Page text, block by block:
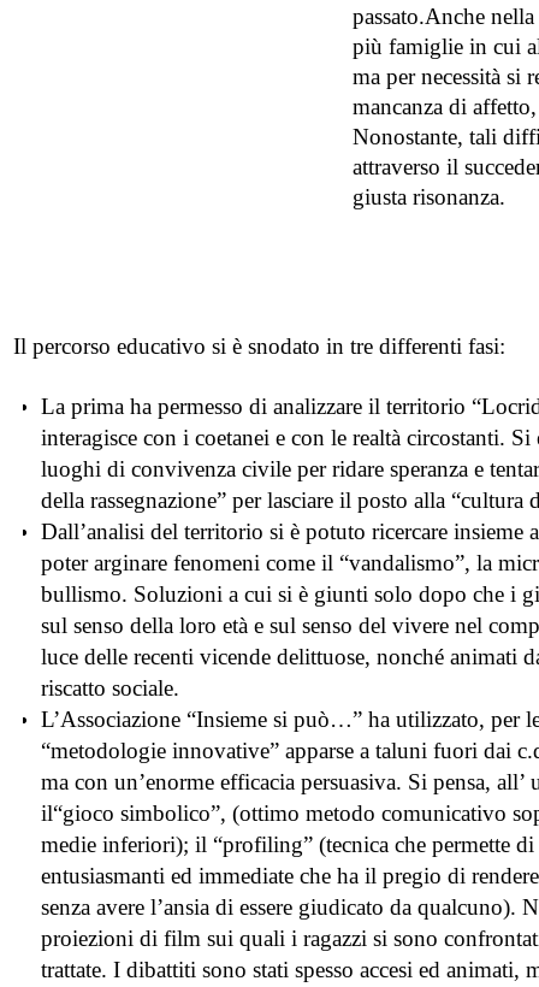
passato.Anche
più famiglie in cui
ma per necessità si
mancanza di
Nonostante, tali
attraverso il
giusta risonanza.
Il percorso educativo si è snodato in tre differenti fasi:
La prima ha permesso di analizzare il territorio
interagisce con i coetanei e con le realtà circostanti.
luoghi di convivenza civile per ridare speranza e
della rassegnazione” per lasciare il posto alla “cultura
Dall’analisi del territorio si è potuto ricercare insieme
poter arginare fenomeni come il “vandalismo”, la
bullismo. Soluzioni a cui si è giunti solo dopo che i
sul senso della loro età e sul senso del vivere nel
luce delle recenti vicende delittuose, nonché animati
riscatto sociale.
L’Associazione “Insieme si può…” ha utilizzato, per
“metodologie innovative” apparse a taluni fuori dai
ma con un’enorme efficacia persuasiva. Si pensa,
il“gioco simbolico”, (ottimo metodo comunicativo
medie inferiori); il “profiling” (tecnica che permette di
entusiasmanti ed immediate che ha il pregio di
senza avere l’ansia di essere giudicato da qualcuno).
proiezioni di film sui quali i ragazzi si sono
trattate. I dibattiti sono stati spesso accesi ed animati,